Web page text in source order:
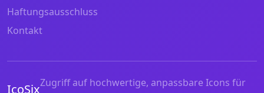
Haftungsausschluss
Kontakt
IcoSixZugriff auf hochwertige, anpassbare Icons für